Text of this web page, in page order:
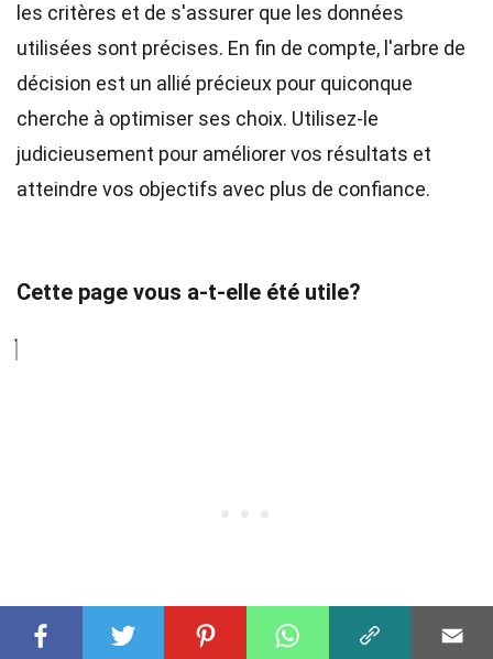
les critères et de s'assurer que les données
utilisées sont précises. En fin de compte, l'arbre de
décision est un allié précieux pour quiconque
cherche à optimiser ses choix. Utilisez-le
judicieusement pour améliorer vos résultats et
atteindre vos objectifs avec plus de confiance.
Cette page vous a-t-elle été utile?